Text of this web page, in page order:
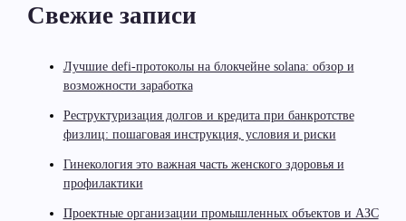
Свежие записи
Лучшие defi-протоколы на блокчейне solana: обзор и
возможности заработка
Реструктуризация долгов и кредита при банкротстве
физлиц: пошаговая инструкция, условия и риски
Гинекология это важная часть женского здоровья и
профилактики
Проектные организации промышленных объектов и АЗС